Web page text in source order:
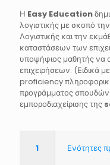
Η Easy Education
λογιστικής με σκοπό
Λογιστικής και την
καταστάσεων των
υποψήφιος μαθητής να
επιχειρήσεων. (Ειδικά
proficiency
προγράμματος σπουδών
εμποροδιαχείρισης της
1 Ενότητες